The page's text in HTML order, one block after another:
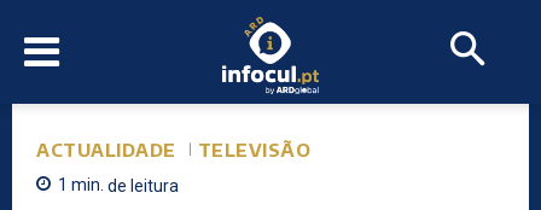
ACTUALIDADE TELEVISÃO
1 min. de leitura